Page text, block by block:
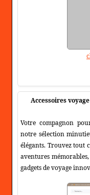
Accessoires voyage
Votre compagnon
notre sélection
élégants. Trouvez tout
aventures
gadgets de voyage